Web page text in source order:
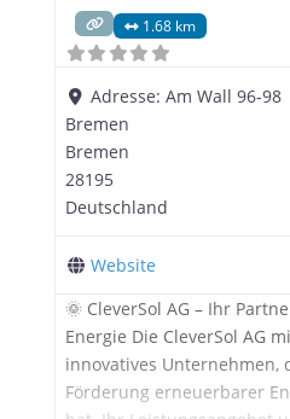
1.68 km
Adresse:Am Wall 96-98
Bremen
Bremen
28195
Deutschland
Website
🌞 CleverSol AG – Ihr
Energie Die CleverSol AG
innovatives Unternehmen,
Förderung erneuerbarer